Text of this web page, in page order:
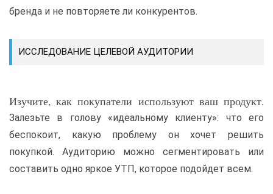
бренда и не повторяете ли конкурентов.
ИССЛЕДОВАНИЕ ЦЕЛЕВОЙ АУДИТОРИИ
Изучите, как покупатели используют ваш продукт.
Залезьте в голову «идеальному клиенту»: что его
беспокоит, какую проблему он хочет решить
покупкой. Аудиторию можно сегментировать или
составить одно яркое УТП, которое подойдет всем.